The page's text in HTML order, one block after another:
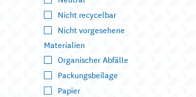
Nicht recycelbar
Nicht vorgesehene
Materialien
Organischer Abfälle
Packungsbeilage
Papier